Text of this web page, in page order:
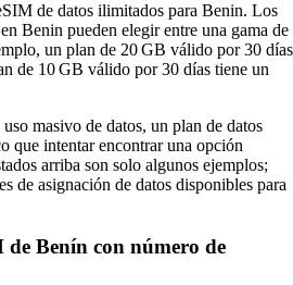
de datos ilimitados para Benin. Los
Benin pueden elegir entre una gama de
un plan de 20 GB válido por 30 días
de 10 GB válido por 30 días tiene un
masivo de datos, un plan de datos
que intentar encontrar una opción
arriba son solo algunos ejemplos;
de asignación de datos disponibles para
de Benín con número de